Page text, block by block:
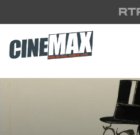
Saltar para o conteúdo principal